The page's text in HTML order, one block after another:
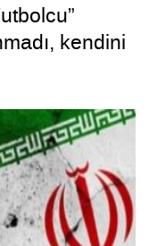
kendini